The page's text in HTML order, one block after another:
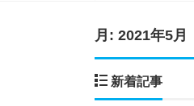
月: 2021年5月
新着記事